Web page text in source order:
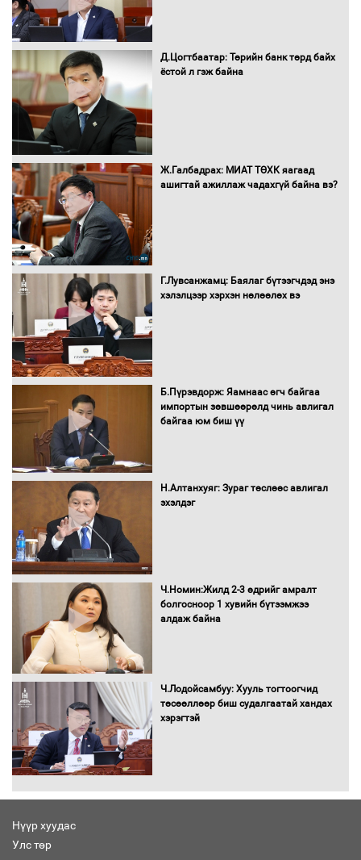
Монгол Улс “COP17”-д “Тал хээрийн
16 төрлийн эмийг нэг эх үүсвэрээс
худалдан авах журмыг баталлаа
шилжиж, найр наадам, зөвлөгөөн,
гадаад томилолтыг хориглолоо
Д.Цогтбаатар: Төрийн банк төрд байх
ёстой л гэж байна
Ж.Галбадрах: МИАТ ТӨХК яагаад
ашигтай ажиллаж чадахгүй байна вэ?
Г.Лувсанжамц: Баялаг бүтээгчдэд энэ
хэлэлцээр хэрхэн нөлөөлөх вэ
Б.Пүрэвдорж: Яамнаас өгч байгаа
импортын зөвшөөрөлд чинь авлигал
байгаа юм биш үү
Н.Алтанхуяг: Зураг төслөөс авлигал
эхэлдэг
Ч.Номин:Жилд 2-3 өдрийг амралт
болгосноор 1 хувийн бүтээмжээ
алдаж байна
Ч.Лодойсамбуу: Хууль тогтоогчид
төсөөллөөр биш судалгаатай хандах
хэрэгтэй
Нүүр хуудас
Улс төр